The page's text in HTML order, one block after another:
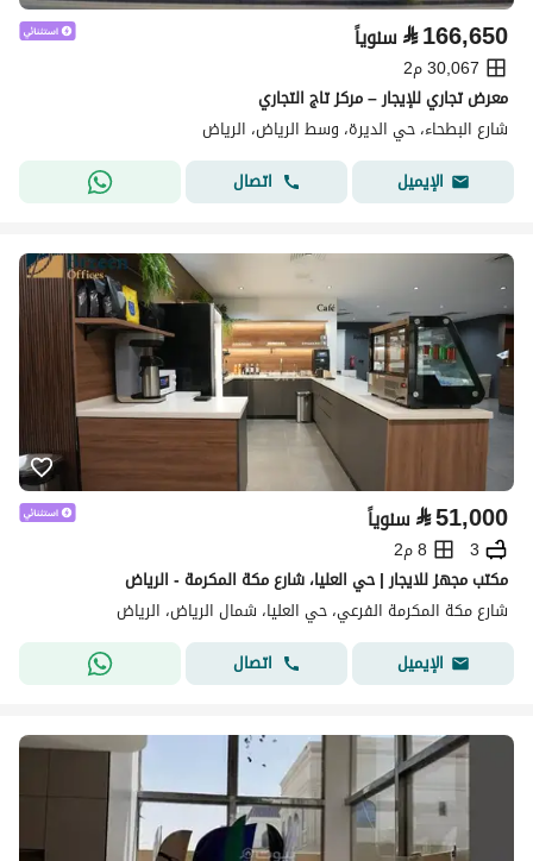
⃁166,650 سنوياً
30,067 م2
معرض تجاري للإيجار – مركز تاج التجاري
شارع البطحاء، حي الديرة، وسط الرياض، الرياض
الإيميل
اتصال
⃁51,000 سنوياً
3
8 م2
مكتب مجهز للايجار | حي العليا، شارع مكة المكرمة - الرياض
شارع مكة المكرمة الفرعي، حي العليا، شمال الرياض، الرياض
الإيميل
اتصال